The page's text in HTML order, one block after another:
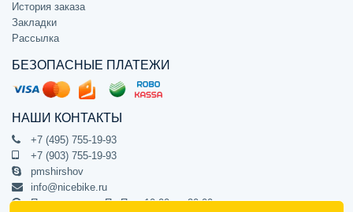
История заказа
Закладки
Рассылка
БЕЗОПАСНЫЕ ПЛАТЕЖИ
НАШИ КОНТАКТЫ
+7 (495) 755-19-93
+7 (903) 755-19-93
pmshirshov
info@nicebike.ru
Прием звонков Пн-Пт с 10:00 до 20:00